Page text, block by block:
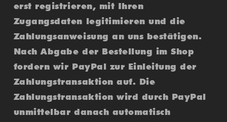
erst registrieren, mit Ihren
Zugangsdaten legitimieren und die
Zahlungsanweisung an uns bestätigen.
Nach Abgabe der Bestellung im Shop
fordern wir PayPal zur Einleitung der
Zahlungstransaktion auf. Die
Zahlungstransaktion wird durch PayPal
unmittelbar danach automatisch